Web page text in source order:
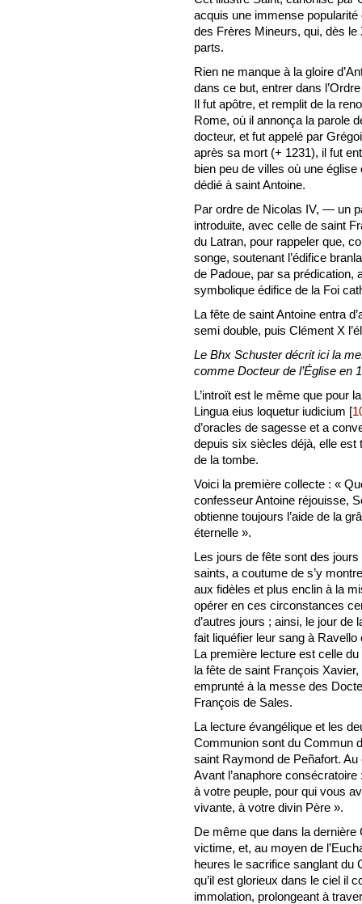
acquis une immense
des Frères Mineurs, qui, dès
parts.
Rien ne manque à la gloire
dans ce but, entrer dans
Il fut apôtre, et remplit de la
Rome, où il annonça la parole
docteur, et fut appelé par
après sa mort (+ 1231), il fut
bien peu de villes où une
dédié à saint Antoine.
Par ordre de Nicolas IV, — un
introduite, avec celle de saint
du Latran, pour rappeler que,
songe, soutenant l’édifice
de Padoue, par sa prédication,
symbolique édifice de la Foi
La fête de saint Antoine entra
semi double, puis Clément X
Le Bhx Schuster décrit ici la
comme Docteur de l’Église en
L’introït est le même que pour
Lingua eius loquetur iudicium [
d’oracles de sagesse et a
depuis six siècles déjà, elle est
de la tombe.
Voici la première collecte : «
confesseur Antoine réjouisse,
obtienne toujours l’aide de la
éternelle ».
Les jours de fête sont des
saints, a coutume de s’y
aux fidèles et plus enclin à la
opérer en ces circonstances
d’autres jours ; ainsi, le jour de
fait liquéfier leur sang à Ravello
La première lecture est celle
la fête de saint François
emprunté à la messe des
François de Sales.
La lecture évangélique et les
Communion sont du Commun
saint Raymond de Peñafort.
Avant l’anaphore
à votre peuple, pour qui vous
vivante, à votre divin Père ».
De même que dans la
victime, et, au moyen de
heures le sacrifice sanglant du
qu’il est glorieux dans le ciel il
immolation, prolongeant à